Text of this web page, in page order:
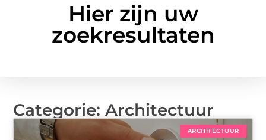
Hier zijn uw
zoekresultaten
Categorie: Architectuur
ARCHITECTUUR